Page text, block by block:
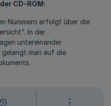
CD-ROM:
Nummern erfolgt über die
In der
untereinander
man auf die